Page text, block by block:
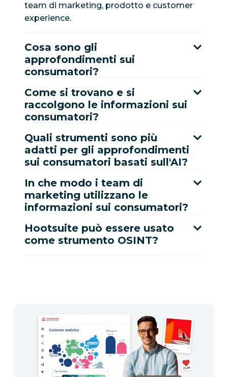
team di marketing, prodotto e customer
experience.
Cosa sono gli
approfondimenti sui
consumatori?
Come si trovano e si
raccolgono le informazioni sui
consumatori?
Quali strumenti sono più
adatti per gli approfondimenti
sui consumatori basati sull'AI?
In che modo i team di
marketing utilizzano le
informazioni sui consumatori?
Hootsuite può essere usato
come strumento OSINT?